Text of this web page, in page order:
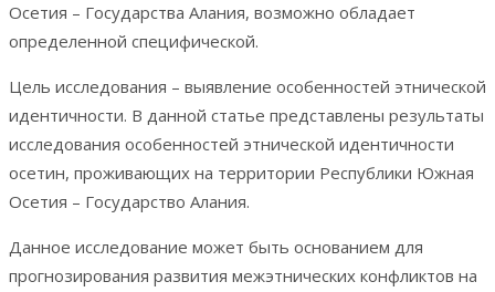
Осетия – Государства Алания, возможно обладает
определенной специфической.
Цель исследования – выявление особенностей этнической
идентичности. В данной статье представлены результаты
исследования особенностей этнической идентичности
осетин, проживающих на территории Республики Южная
Осетия – Государство Алания.
Данное исследование может быть основанием для
прогнозирования развития межэтнических конфликтов на